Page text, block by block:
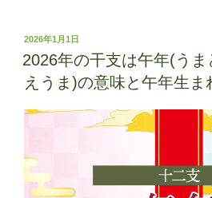
ょ
う
か
ん)
｜
的
な
投
稿
日:
2026年1月1日
2026年の干支は午年(う
えうま)の意味と午年生ま